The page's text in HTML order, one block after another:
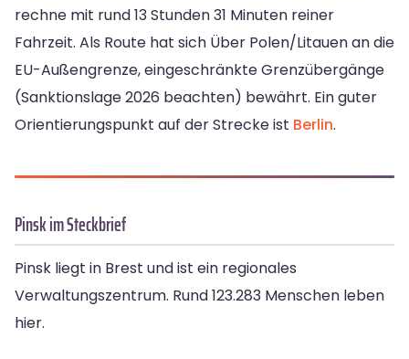
rechne mit rund 13 Stunden 31 Minuten reiner
Fahrzeit. Als Route hat sich Über Polen/Litauen an die
EU-Außengrenze, eingeschränkte Grenzübergänge
(Sanktionslage 2026 beachten) bewährt. Ein guter
Orientierungspunkt auf der Strecke ist Berlin.
Pinsk im Steckbrief
Pinsk liegt in Brest und ist ein regionales
Verwaltungszentrum. Rund 123.283 Menschen leben
hier.